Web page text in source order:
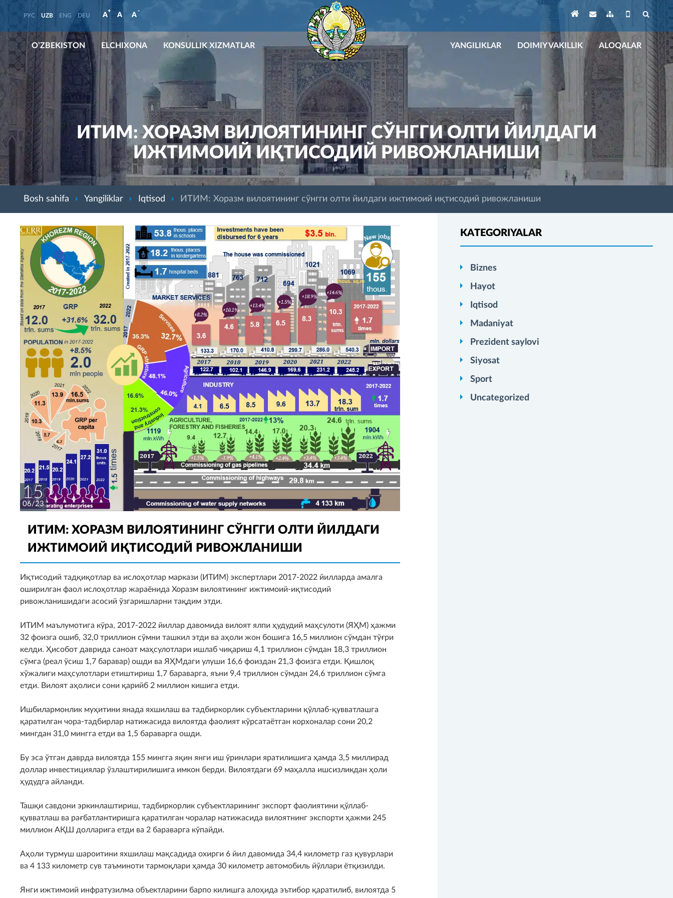
РУС UZB ENG DEU A
+
A A
-
O’ZBEKISTON ELCHIXONA KONSULLIK XIZMATLAR YANGILIKLAR DOIMIY VAKILLIK ALOQALAR
ИТИМ: ХОРАЗМ ВИЛОЯТИНИНГ СЎНГГИ ОЛТИ ЙИЛДАГИ
ИЖТИМОИЙ ИҚТИСОДИЙ РИВОЖЛАНИШИ
Bosh sahifa Yangiliklar Iqtisod ИТИМ: Хоразм вилоятининг сўнгги олти йилдаги ижтимоий иқтисодий ривожланиши
15
06/23
ИТИМ: ХОРАЗМ ВИЛОЯТИНИНГ СЎНГГИ ОЛТИ ЙИЛДАГИ
ИЖТИМОИЙ ИҚТИСОДИЙ РИВОЖЛАНИШИ
Иқтисодий тадқиқотлар ва ислоҳотлар маркази (ИТИМ) экспертлари 2017-2022 йилларда амалга
оширилган фаол ислоҳотлар жараёнида Хоразм вилоятининг ижтимоий-иқтисодий
ривожланишидаги асосий ўзгаришларни тақдим этди.
ИТИМ маълумотига кўра, 2017-2022 йиллар давомида вилоят ялпи ҳудудий маҳсулоти (ЯҲМ) ҳажми
32 фоизга ошиб, 32,0 триллион сўмни ташкил этди ва аҳоли жон бошига 16,5 миллион сўмдан тўғри
келди. Ҳисобот даврида саноат маҳсулотлари ишлаб чиқариш 4,1 триллион сўмдан 18,3 триллион
сўмга (реал ўсиш 1,7 баравар) ошди ва ЯҲМдаги улуши 16,6 фоиздан 21,3 фоизга етди. Қишлоқ
хўжалиги маҳсулотлари етиштириш 1,7 бараварга, яъни 9,4 триллион сўмдан 24,6 триллион сўмга
етди. Вилоят аҳолиси сони қарийб 2 миллион кишига етди.
Ишбилармонлик муҳитини янада яхшилаш ва тадбиркорлик субъектларини қўллаб-қувватлашга
қаратилган чора-тадбирлар натижасида вилоятда фаолият кўрсатаётган корхоналар сони 20,2
мингдан 31,0 мингга етди ва 1,5 бараварга ошди.
Бу эса ўтган даврда вилоятда 155 мингга яқин янги иш ўринлари яратилишига ҳамда 3,5 миллирад
доллар инвестициялар ўзлаштирилишига имкон берди. Вилоятдаги 69 маҳалла ишсизликдан ҳоли
ҳудудга айланди.
Ташқи савдони эркинлаштириш, тадбиркорлик субъектларининг экспорт фаолиятини қўллаб-
қувватлаш ва рағбатлантиришга қаратилган чоралар натижасида вилоятнинг экспорти ҳажми 245
миллион АҚШ долларига етди ва 2 бараварга кўпайди.
Аҳоли турмуш шароитини яхшилаш мақсадида охирги 6 йил давомида 34,4 километр газ қувурлари
ва 4 133 километр сув таъминоти тармоқлари ҳамда 30 километр автомобиль йўллари ётқизилди.
Янги ижтимоий инфратузилма объектларини барпо килишга алоҳида эътибор қаратилиб, вилоятда 5
KATEGORIYALAR
Biznes
Hayot
Iqtisod
Madaniyat
Prezident saylovi
Siyosat
Sport
Uncategorized